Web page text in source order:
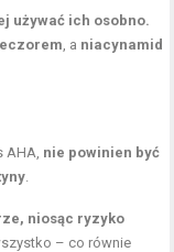
używać ich osobno.
, a niacynamid
AHA, nie powinien być
niosąc ryzyko
– co równie